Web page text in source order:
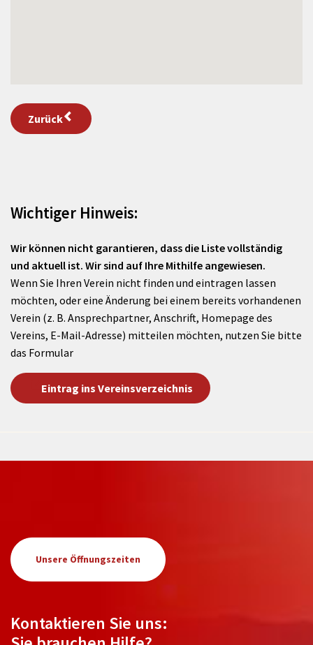
Zurück
Wichtiger Hinweis:
Wir können nicht garantieren, dass die Liste vollständig
und aktuell ist. Wir sind auf Ihre Mithilfe angewiesen.
Wenn Sie Ihren Verein nicht finden und eintragen lassen
möchten, oder eine Änderung bei einem bereits vorhandenen
Verein (z. B. Ansprechpartner, Anschrift, Homepage des
Vereins, E-Mail-Adresse) mitteilen möchten, nutzen Sie bitte
das Formular
Eintrag ins Vereinsverzeichnis
Unsere Öffnungszeiten
Kontaktieren Sie uns: